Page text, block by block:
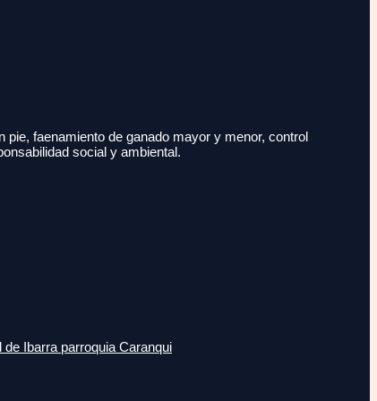
faenamiento de ganado mayor y menor, control
social y ambiental.
Ibarra parroquia Caranqui